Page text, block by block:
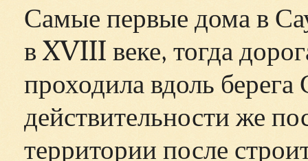
Самые первые дома в
в XVIII веке, тогда
проходила вдоль
действительности же
территории после